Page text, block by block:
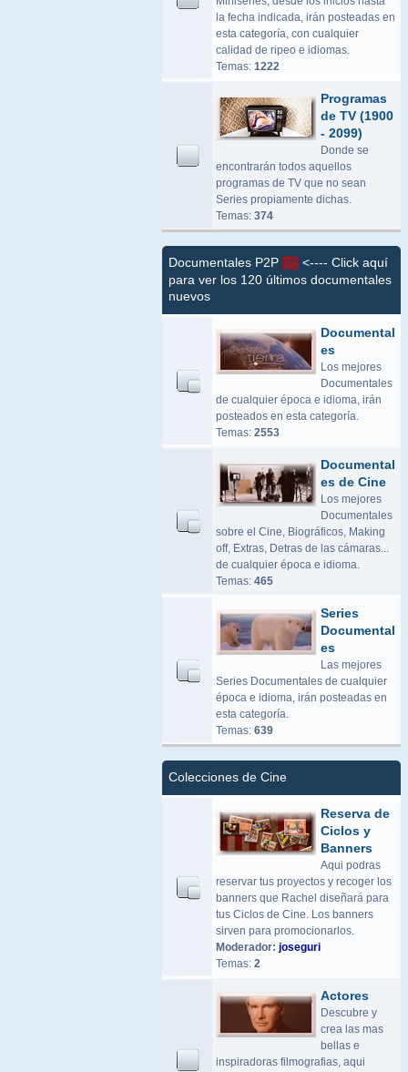
la fecha indicada, irán posteadas en
esta categoría, con cualquier
calidad de ripeo e idiomas.
Temas: 1222
Programas
de TV (1900
- 2099)
Donde se
encontrarán todos aquellos
programas de TV que no sean
Series propiamente dichas.
Temas: 374
Documentales P2P
<---- Click aquí
para ver los 120 últimos documentales
nuevos
Documental
es
Los mejores
Documentales
de cualquier época e idioma, irán
posteados en esta categoría.
Temas: 2553
Documental
es de Cine
Los mejores
Documentales
sobre el Cine, Biográficos, Making
off, Extras, Detras de las cámaras...
de cualquier época e idioma.
Temas: 465
Series
Documental
es
Las mejores
Series Documentales de cualquier
época e idioma, irán posteadas en
esta categoría.
Temas: 639
Colecciones de Cine
Reserva de
Ciclos y
Banners
Aqui podras
reservar tus proyectos y recoger los
banners que Rachel diseñará para
tus Ciclos de Cine. Los banners
sirven para promocionarlos.
Moderador: joseguri
Temas: 2
Actores
Descubre y
crea las mas
bellas e
inspiradoras filmografias, aqui